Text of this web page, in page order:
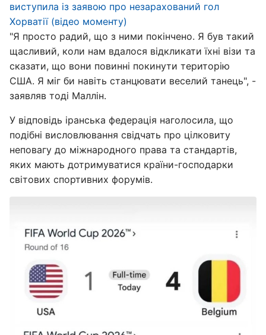
виступила із заявою про незарахований гол
Хорватії (відео моменту)
"Я просто радий, що з ними покінчено. Я був такий
щасливий, коли нам вдалося відкликати їхні візи та
сказати, що вони повинні покинути територію
США. Я міг би навіть станцювати веселий танець", -
заявляв тоді Маллін.
У відповідь іранська федерація наголосила, що
подібні висловлювання свідчать про цілковиту
неповагу до міжнародного права та стандартів,
яких мають дотримуватися країни-господарки
світових спортивних форумів.